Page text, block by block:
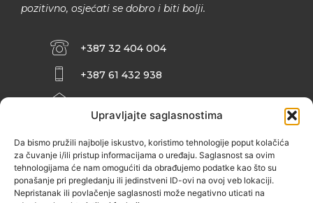
Upravljajte saglasnostima
Da bismo pružili najbolje iskustvo, koristimo tehnologije poput kolačića
za čuvanje i/ili pristup informacijama o uređaju. Saglasnost sa ovim
tehnologijama će nam omogućiti da obrađujemo podatke kao što su
ponašanje pri pregledanju ili jedinstveni ID-ovi na ovoj veb lokaciji.
Nepristanak ili povlačenje saglasnosti može negativno uticati na
pozitivno, osjećati se dobro i biti bolji.
+387 32 404 004
+387 61 432 938
INFO@ZENIT.BA
ZENIČANKA, 3. SPRAT), 72000 ZENICA